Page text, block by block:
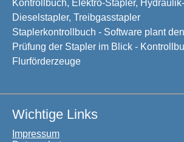
Kontrollbuch, Elektro-Stapler,
Dieselstapler, Treibgasstapler
Staplerkontrollbuch - Software plant
Prüfung der Stapler im Blick -
Flurförderzeuge
Wichtige Links
Impressum